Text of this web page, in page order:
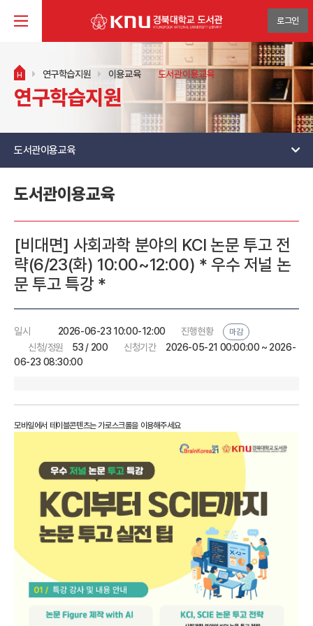
로그인
H 연구학습지원 이용교육 도서관이용교육
연구학습지원
도서관이용교육
도서관이용교육
[비대면] 사회과학 분야의 KCI 논문 투고 전
략(6/23(화) 10:00~12:00) * 우수 저널 논
문 투고 특강 *
일시 2026-06-23 10:00-12:00 진행현황 마감
신청/정원 53 / 200 신청기간
2026-05-21 00:00:00 ~ 2026-
06-23 08:30:00